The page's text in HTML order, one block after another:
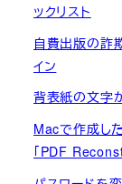
ックリスト
自費出版の詐
イン
背表紙の文字
Macで作成し
「PDF